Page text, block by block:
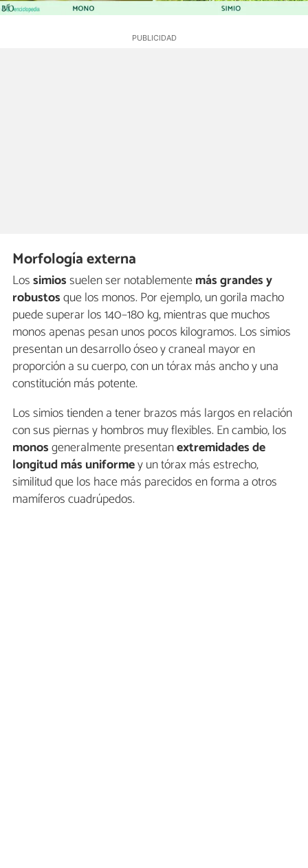
Morfología externa
Lossimiossuelen ser notablementemás grandes y
robustosque los monos. Por ejemplo, un gorila macho
puede superar los 140–180 kg, mientras que muchos
monos apenas pesan unos pocos kilogramos. Los simios
presentan un desarrollo óseo y craneal mayor en
proporción a su cuerpo, con un tórax más ancho y una
constitución más potente.
Los simios tienden a tener brazos más largos en relación
con sus piernas y hombros muy flexibles. En cambio, los
monosgeneralmente presentanextremidades de
longitud más uniformey un tórax más estrecho,
similitud que los hace más parecidos en forma a otros
mamíferos cuadrúpedos.